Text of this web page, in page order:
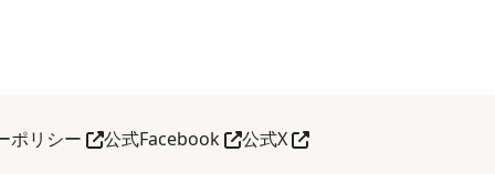
ポリシー 別タブで開く
公式Facebook別タブで開く
公式X別タブで開く